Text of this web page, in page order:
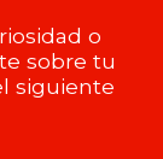
o
sobre tu
siguiente